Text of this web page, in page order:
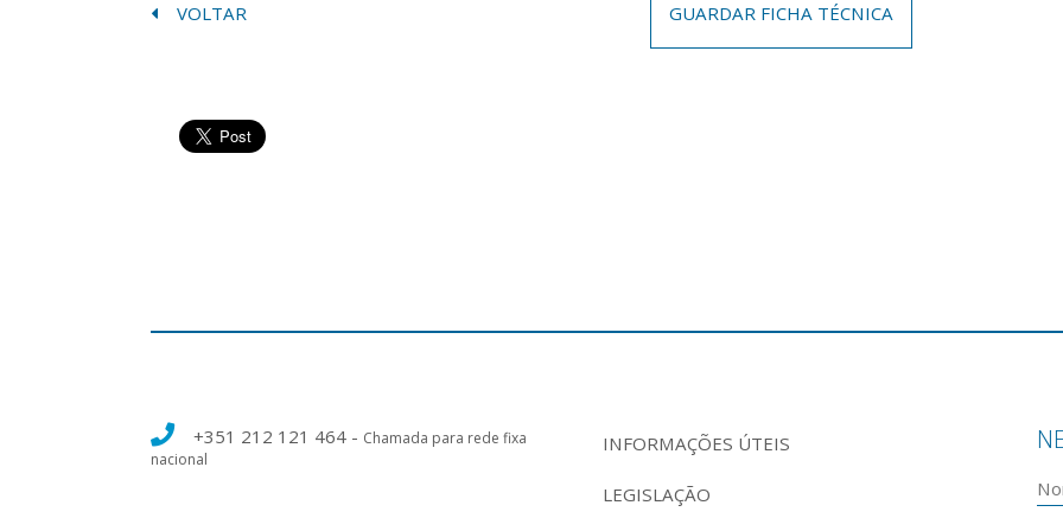
VOLTAR GUARDAR FICHA TÉCNICA
+351 212 121 464 - Chamada para rede fixa
nacional
INFORMAÇÕES ÚTEIS
LEGISLAÇÃO